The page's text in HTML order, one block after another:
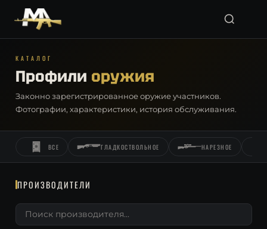
КАТАЛОГ
Профили оружия
Законно зарегистрированное оружие участников.
Фотографии, характеристики, история обслуживания.
ВСЕ ГЛАДКОСТВОЛЬНОЕ НАРЕЗНОЕ
ПРОИЗВОДИТЕЛИ